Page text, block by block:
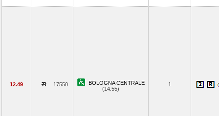
12.49 17550
BOLOGNA CENTRALE
(14.55)
1